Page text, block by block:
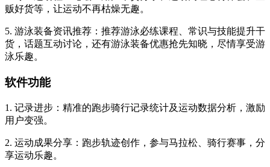
贩好货等，让运动不再枯燥无趣。
5. 游泳装备资讯推荐：推荐游泳必练课程、常识与技能提升干
货，话题互动讨论，还有游泳装备优惠抢先知晓，尽情享受游
泳乐趣。
软件功能
1. 记录进步：精准的跑步骑行记录统计及运动数据分析，激励
用户变强。
2. 运动成果分享：跑步轨迹创作，参与马拉松、骑行赛事，分
享运动乐趣。